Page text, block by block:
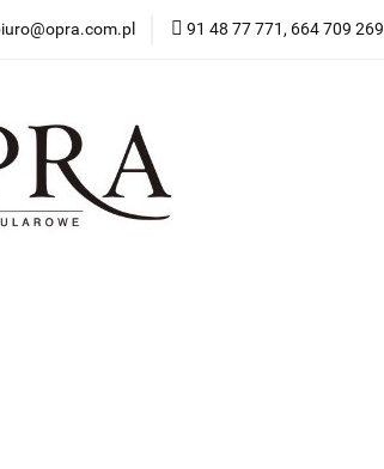
91 48 77 771, 664 709 269
Wszystkie Oprawy Oprawy Damskie
*NOWOŚĆ* Okulary Przeciwsłoneczne